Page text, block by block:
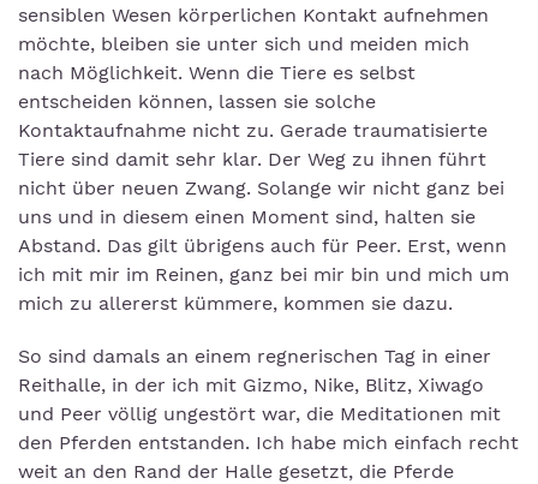
sensiblen Wesen körperlichen Kontakt aufnehmen
möchte, bleiben sie unter sich und meiden mich
nach Möglichkeit. Wenn die Tiere es selbst
entscheiden können, lassen sie solche
Kontaktaufnahme nicht zu. Gerade traumatisierte
Tiere sind damit sehr klar. Der Weg zu ihnen führt
nicht über neuen Zwang. Solange wir nicht ganz bei
uns und in diesem einen Moment sind, halten sie
Abstand. Das gilt übrigens auch für Peer. Erst, wenn
ich mit mir im Reinen, ganz bei mir bin und mich um
mich zu allererst kümmere, kommen sie dazu.
So sind damals an einem regnerischen Tag in einer
Reithalle, in der ich mit Gizmo, Nike, Blitz, Xiwago
und Peer völlig ungestört war, die Meditationen mit
den Pferden entstanden. Ich habe mich einfach recht
weit an den Rand der Halle gesetzt, die Pferde